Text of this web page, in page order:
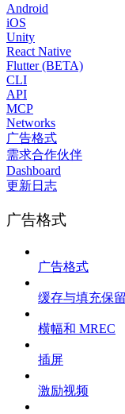
Android
iOS
Unity
React Native
Flutter (BETA)
CLI
API
MCP
Networks
广告格式
需求合作伙伴
Dashboard
更新日志
广告格式
广告格式
缓存与填充保留
横幅和 MREC
插屏
激励视频